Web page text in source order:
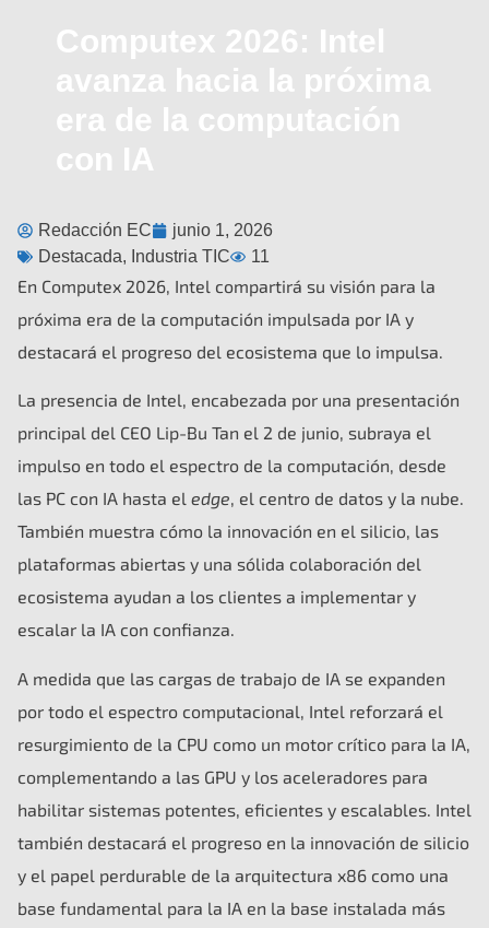
Computex 2026: Intel
avanza hacia la próxima
era de la computación
con IA
Redacción EC
junio 1, 2026
Destacada, Industria TIC 11
En Computex 2026, Intel compartirá su visión para la
próxima era de la computación impulsada por IA y
destacará el progreso del ecosistema que lo impulsa.
La presencia de Intel, encabezada por una presentación
principal del CEO Lip-Bu Tan el 2 de junio, subraya el
impulso en todo el espectro de la computación, desde
las PC con IA hasta el edge, el centro de datos y la nube.
También muestra cómo la innovación en el silicio, las
plataformas abiertas y una sólida colaboración del
ecosistema ayudan a los clientes a implementar y
escalar la IA con confianza.
A medida que las cargas de trabajo de IA se expanden
por todo el espectro computacional, Intel reforzará el
resurgimiento de la CPU como un motor crítico para la IA,
complementando a las GPU y los aceleradores para
habilitar sistemas potentes, eficientes y escalables. Intel
también destacará el progreso en la innovación de silicio
y el papel perdurable de la arquitectura x86 como una
base fundamental para la IA en la base instalada más